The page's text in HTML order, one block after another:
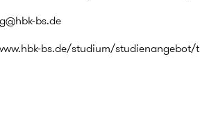
bs.de
bs.de/studium/